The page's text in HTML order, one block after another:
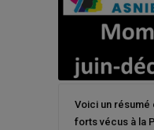
Voici un résumé
forts vécus à la